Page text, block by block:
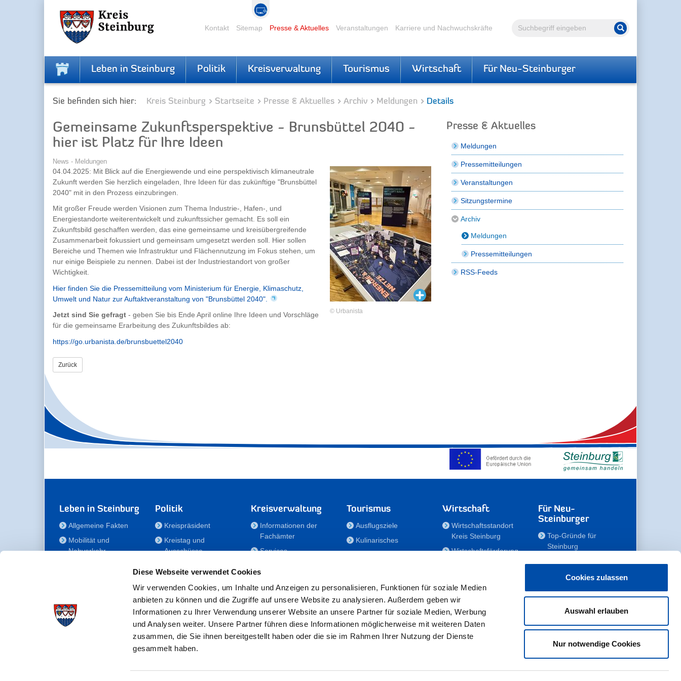
Diese Webseite verwendet Cookies
Wir verwenden Cookies, um Inhalte und Anzeigen zu personalisieren, Funktionen für soziale Medien
anbieten zu können und die Zugriffe auf unsere Website zu analysieren. Außerdem geben wir
Informationen zu Ihrer Verwendung unserer Website an unsere Partner für soziale Medien, Werbung
und Analysen weiter. Unsere Partner führen diese Informationen möglicherweise mit weiteren Daten
zusammen, die Sie ihnen bereitgestellt haben oder die sie im Rahmen Ihrer Nutzung der Dienste
gesammelt haben.
Cookies zulassen
Auswahl erlauben
Nur notwendige Cookies
Volltextsuche Suche starten
Kontakt Sitemap Presse & Aktuelles Veranstaltungen Karriere und Nachwuchskräfte
Leben in Steinburg Politik Kreisverwaltung Tourismus Wirtschaft Für Neu-Steinburger
Sie befinden sich hier: Kreis Steinburg Startseite Presse & Aktuelles Archiv Meldungen Details
Gemeinsame Zukunftsperspektive - Brunsbüttel 2040 -
hier ist Platz für Ihre Ideen
News - Meldungen
© Urbanista
04.04.2025: Mit Blick auf die Energiewende und eine perspektivisch klimaneutrale
Zukunft werden Sie herzlich eingeladen, Ihre Ideen für das zukünftige "Brunsbüttel
2040" mit in den Prozess einzubringen.
Mit großer Freude werden Visionen zum Thema Industrie-, Hafen-, und
Energiestandorte weiterentwickelt und zukunftssicher gemacht. Es soll ein
Zukunftsbild geschaffen werden, das eine gemeinsame und kreisübergreifende
Zusammenarbeit fokussiert und gemeinsam umgesetzt werden soll. Hier sollen
Bereiche und Themen wie Infrastruktur und Flächennutzung im Fokus stehen, um
nur einige Beispiele zu nennen. Dabei ist der Industriestandort von großer
Wichtigkeit.
Hier finden Sie die Pressemitteilung vom Ministerium für Energie, Klimaschutz,
Umwelt und Natur zur Auftaktveranstaltung von "Brunsbüttel 2040".
Jetzt sind Sie gefragt - geben Sie bis Ende April online Ihre Ideen und Vorschläge
für die gemeinsame Erarbeitung des Zukunftsbildes ab:
https://go.urbanista.de/brunsbuettel2040
Zurück
Presse & Aktuelles
Meldungen
Pressemitteilungen
Veranstaltungen
Sitzungstermine
Archiv
Meldungen
Pressemitteilungen
RSS-Feeds
Leben in Steinburg
Allgemeine Fakten
Mobilität und
Nahverkehr
Gesundheit
Bildung
Politik
Kreispräsident
Kreistag und
Ausschüsse
für Menschen mit
Behinderung
Der
Kreisseniorenbeirat
Förderstiftung
Fördergesellschaft/Sportförderung
Kreisverwaltung
Informationen der
Fachämter
Services
Nachwuchskräfte
Notdienste
Bekanntmachungen
Formulare/Downloads
RSS-Feeds
Tourismus
Ausflugsziele
Kulinarisches
Veranstaltungen
Wirtschaft
Wirtschaftsstandort
Kreis Steinburg
Wirtschaftsförderung
Zahlen, Daten,
Fakten
Gewerbeflächen
Für Neu-
Steinburger
Top-Gründe für
Steinburg
Meine Immobilie
Erholen